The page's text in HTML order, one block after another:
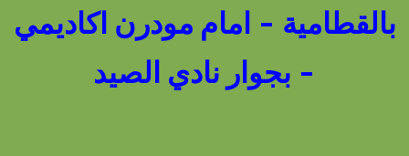
بالقطامية - امام مودرن اكاديمي
- بجوار نادي الصيد